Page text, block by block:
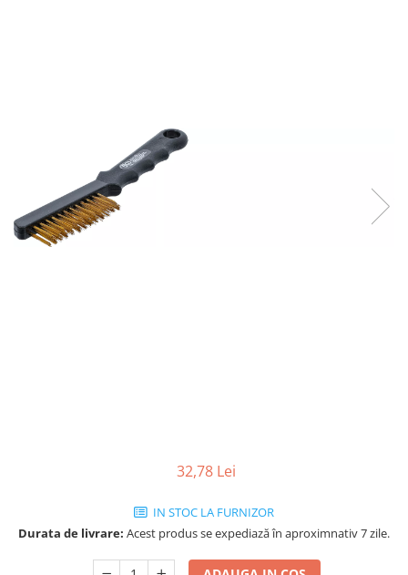
32,78 Lei
IN STOC LA FURNIZOR
Durata de livrare: Acest produs se expediază în aproximnativ 7 zile.